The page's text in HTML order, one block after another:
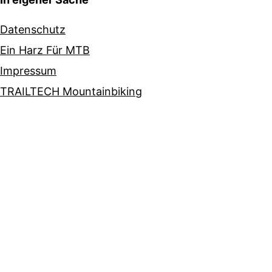
Datenschutz
Ein Harz Für MTB
Impressum
TRAILTECH Mountainbiking